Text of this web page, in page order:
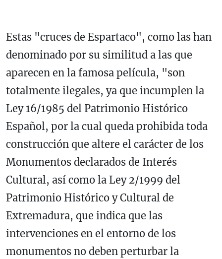
Estas "cruces de Espartaco", como las han
denominado por su similitud a las que
aparecen en la famosa película, "son
totalmente ilegales, ya que incumplen la
Ley 16/1985 del Patrimonio Histórico
Español, por la cual queda prohibida toda
construcción que altere el carácter de los
Monumentos declarados de Interés
Cultural, así como la Ley 2/1999 del
Patrimonio Histórico y Cultural de
Extremadura, que indica que las
intervenciones en el entorno de los
monumentos no deben perturbar la